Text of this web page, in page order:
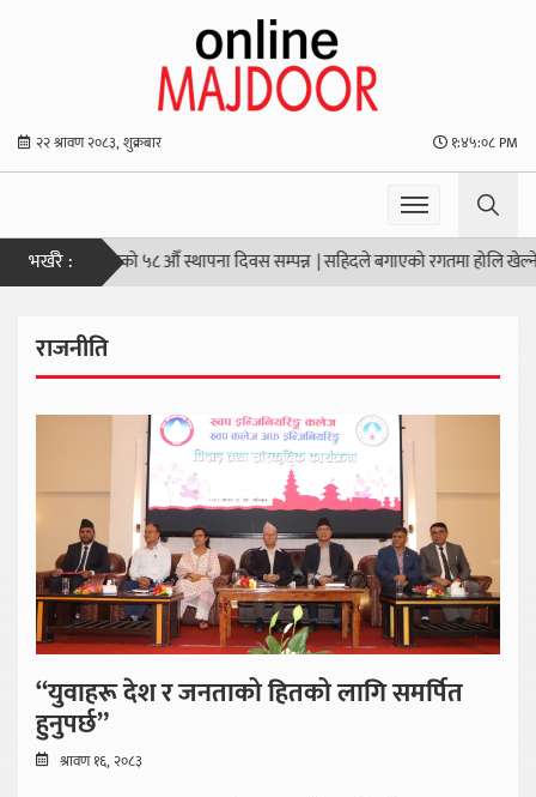
२२ श्रावण २०८३, शुक्रबार १:४५:०८ PM
भर्खरै :
सङ्घको ५८ औँ स्थापना दिवस सम्पन्न |सहिदले बगाएको रगतमा होलि
राजनीति
“युवाहरू देश र जनताको हितको लागि समर्पित
हुनुपर्छ”
श्रावण १६, २०८३